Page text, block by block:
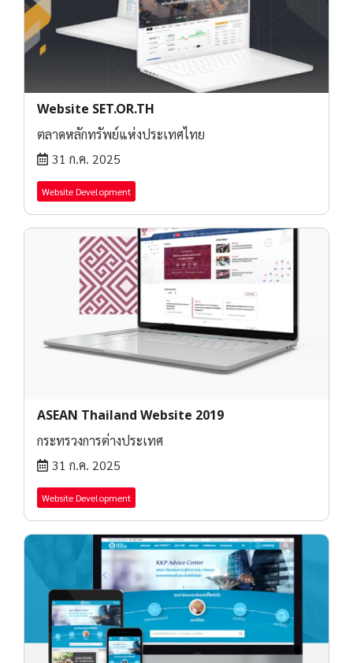
Website SET.OR.TH
ตลาดหลักทรัพย์แห่งประเทศไทย
31 ก.ค. 2025
Website Development
ASEAN Thailand Website 2019
กระทรวงการต่างประเทศ
31 ก.ค. 2025
Website Development